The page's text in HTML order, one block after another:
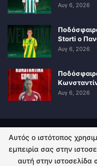
Αυγ 6, 2026
Storti ο
Αυγ 6, 2026
Αυγ 6, 2026
ΠΟΛΙΤΙΚΗ
Αυτός ο ιστότοπος
εμπειρία σας στην
αυτή στην